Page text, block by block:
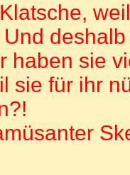
haben sie
sie für ihr